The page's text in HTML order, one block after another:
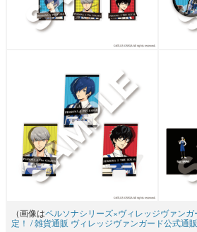
（画像はペルソナシリーズ×ヴィレッジヴァン
定！ / 雑貨通販 ヴィレッジヴァンガード公式通